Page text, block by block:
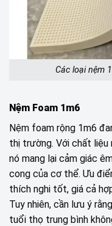
Các loại nệm
Nệm Foam 1m6
Nệm foam rộng 1m6
thị trường. Với chất liệu
nó mang lại cảm giác
cong của cơ thể. Ưu
thích nghi tốt, giá cả
Tuy nhiên, cần lưu ý
tuổi thọ trung bình